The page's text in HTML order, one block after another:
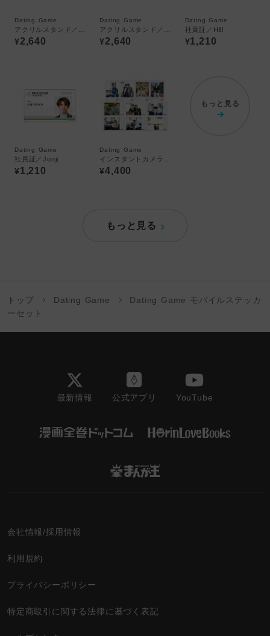
Dating Game
¥2,640
Dating Game
¥2,640
Dating Game
社員証／Hill
¥1,210
Dating Game
社員証／Junji
¥1,210
Dating Game
¥4,400
もっと見る
もっと見る
トップ Dating Game
Dating Game モバイルステッカ
ーセット
最新情報 公式アプリ YouTube
会社情報/採用情報
利用規約
プライバシーポリシー
特定商取引に関する法律に基づく表記